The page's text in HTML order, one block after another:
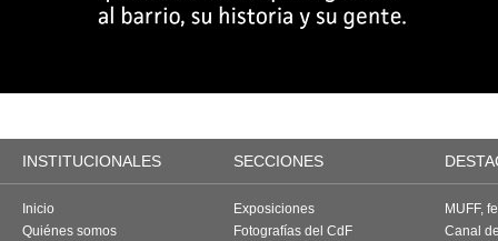
INSTITUCIONALES SECCIONES
Inicio
Quiénes somos
Exposiciones
Fotografías del CdF
MUFF,
Canal